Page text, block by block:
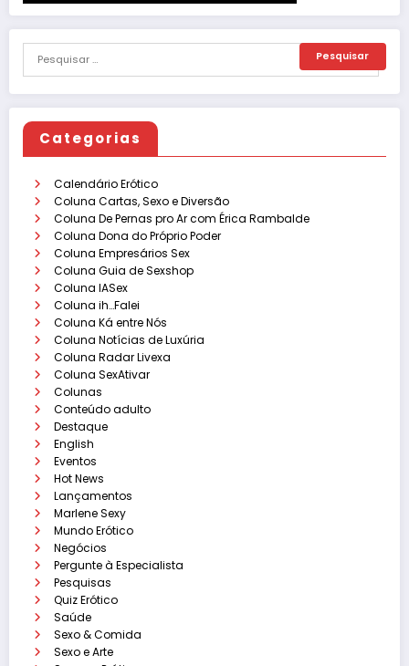
Categorias
Calendário Erótico
Coluna Cartas, Sexo e Diversão
Coluna De Pernas pro Ar com Érica Rambalde
Coluna Dona do Próprio Poder
Coluna Empresários Sex
Coluna Guia de Sexshop
Coluna IASex
Coluna ih…Falei
Coluna Ká entre Nós
Coluna Notícias de Luxúria
Coluna Radar Livexa
Coluna SexAtivar
Colunas
Conteúdo adulto
Destaque
English
Eventos
Hot News
Lançamentos
Marlene Sexy
Mundo Erótico
Negócios
Pergunte à Especialista
Pesquisas
Quiz Erótico
Saúde
Sexo & Comida
Sexo e Arte